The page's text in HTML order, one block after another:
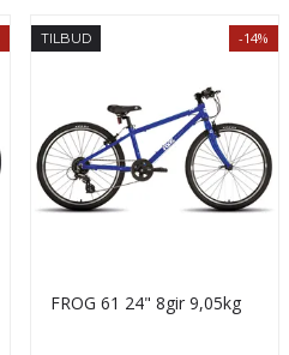
TILBUD -14%
FROG 61 24" 8gir 9,05kg